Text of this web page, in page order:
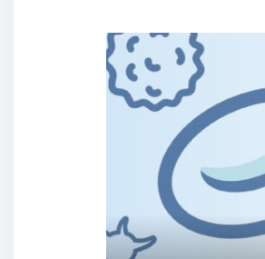
药
后
怎
么
办
？
鲁